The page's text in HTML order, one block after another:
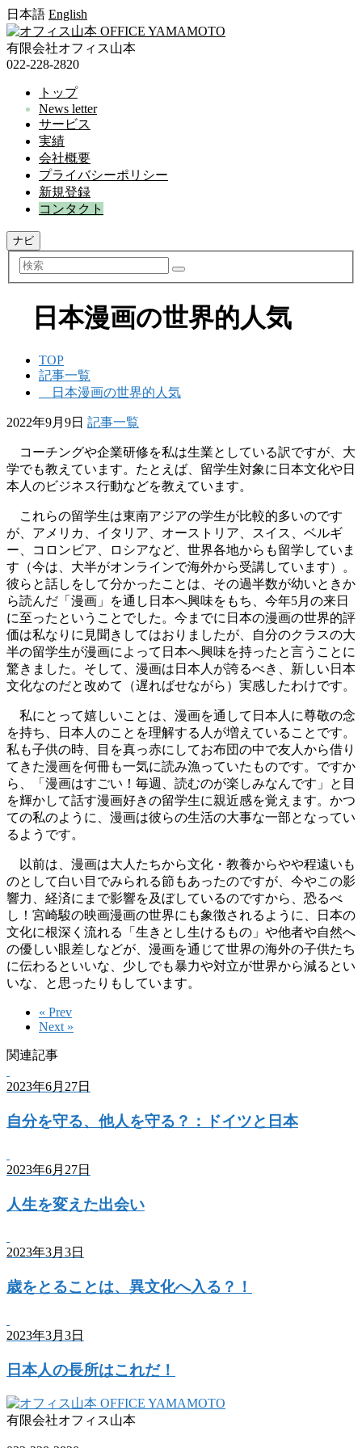
日本語 English
有限会社オフィス山本
022-228-2820
トップ
News letter
サービス
実績
会社概要
プライバシーポリシー
新規登録
コンタクト
ナビ
検
索
日本漫画の世界的人気
TOP
記事一覧
日本漫画の世界的人気
2022年9月9日 記事一覧
コーチングや企業研修を私は生業としている訳ですが、大
学でも教えています。たとえば、留学生対象に日本文化や日
本人のビジネス行動などを教えています。
これらの留学生は東南アジアの学生が比較的多いのです
が、アメリカ、イタリア、オーストリア、スイス、ベルギ
ー、コロンビア、ロシアなど、世界各地からも留学していま
す（今は、大半がオンラインで海外から受講しています）。
彼らと話しをして分かったことは、その過半数が幼いときか
ら読んだ「漫画」を通し日本へ興味をもち、今年5月の来日
に至ったということでした。今までに日本の漫画の世界的評
価は私なりに見聞きしてはおりましたが、自分のクラスの大
半の留学生が漫画によって日本へ興味を持ったと言うことに
驚きました。そして、漫画は日本人が誇るべき、新しい日本
文化なのだと改めて（遅ればせながら）実感したわけです。
私にとって嬉しいことは、漫画を通して日本人に尊敬の念
を持ち、日本人のことを理解する人が増えていることです。
私も子供の時、目を真っ赤にしてお布団の中で友人から借り
てきた漫画を何冊も一気に読み漁っていたものです。ですか
ら、「漫画はすごい！毎週、読むのが楽しみなんです」と目
を輝かして話す漫画好きの留学生に親近感を覚えます。かつ
ての私のように、漫画は彼らの生活の大事な一部となってい
るようです。
以前は、漫画は大人たちから文化・教養からやや程遠いも
のとして白い目でみられる節もあったのですが、今やこの影
響力、経済にまで影響を及ぼしているのですから、恐るべ
し！宮崎駿の映画漫画の世界にも象徴されるように、日本の
文化に根深く流れる「生きとし生けるもの」や他者や自然へ
の優しい眼差しなどが、漫画を通じて世界の海外の子供たち
に伝わるといいな、少しでも暴力や対立が世界から減るとい
いな、と思ったりもしています。
« Prev
Next »
関連記事
2023年6月27日
自分を守る、他人を守る？：ドイツと日本
2023年6月27日
人生を変えた出会い
2023年3月3日
歳をとることは、異文化へ入る？！
2023年3月3日
日本人の長所はこれだ！
有限会社オフィス山本